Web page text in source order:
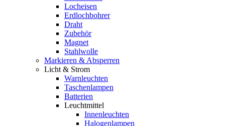
Locheisen
Erdlochbohrer
Draht
Zubehör
Magnet
Stahlwolle
Markieren & Absperren
Licht & Strom
Warnleuchten
Taschenlampen
Batterien
Leuchtmittel
Innenleuchten
Halogenlampen